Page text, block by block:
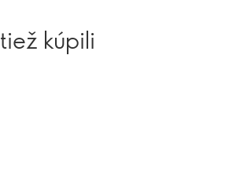
kúpili